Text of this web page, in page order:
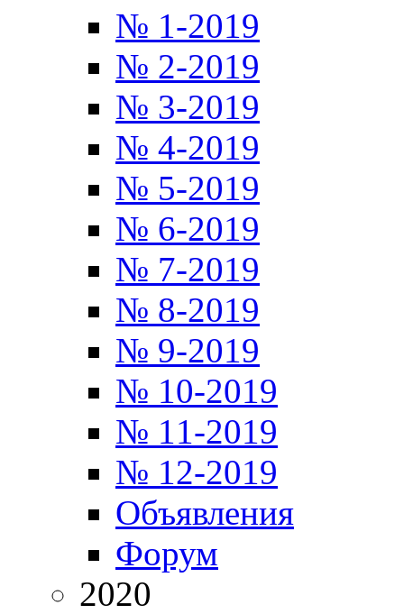
№ 1-2019
№ 2-2019
№ 3-2019
№ 4-2019
№ 5-2019
№ 6-2019
№ 7-2019
№ 8-2019
№ 9-2019
№ 10-2019
№ 11-2019
№ 12-2019
Объявления
Форум
2020